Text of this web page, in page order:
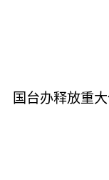
国台办释放重